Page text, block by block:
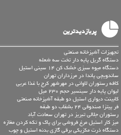
پربازدیدترین
تجهیزات آشپزخانه صنعتی
دستگاه گریل پایه دار تخت سه شعله
دستگاه میوه سبزی خشک کن 14 سینی استیل
ساندویچی پاندا در مرزداران تهران
کافه رستوران لاوانی در مهرشهر کرج با غذا عربی
لیوان پایه دار سینسیر حجم 230 میل
کابینت دیواری استیل دو طبقه آشپزخانه صنعتی
فر پیتزا صندوقی 24 بشقاب دو طبقه
رستوران جلالی تبریز در تهران سعادت آباد
میز کار استیل مرغ فروشی برای پاک و تکه کردن مغازه
دستگاه ذرت مکزیکی برقی گازی بدنه استیل و چوب